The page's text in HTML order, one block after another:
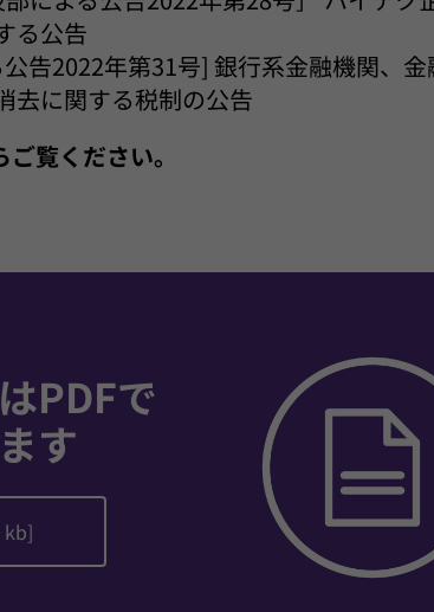
る公告
告2022年第31号] 銀行系金融機関、
去に関する税制の公告
覧ください。
PDFで
す
kb]